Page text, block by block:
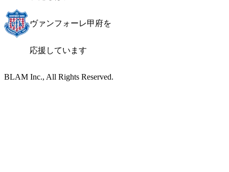
ヴァンフォーレ甲府を
応援しています
BLAM Inc., All Rights Reserved.